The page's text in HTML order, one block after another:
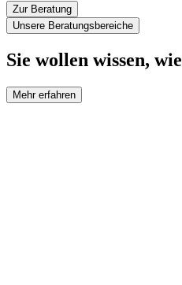
Zur Beratung
Unsere Beratungsbereiche
Sie wollen wissen,
Mehr erfahren